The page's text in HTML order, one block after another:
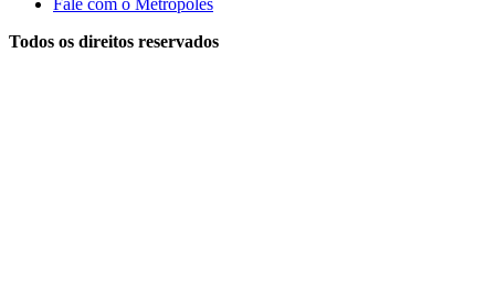
Todos os direitos reservados